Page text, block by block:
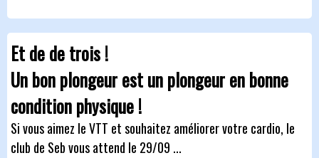
Et de de trois !
Un bon plongeur est un plongeur en bonne
condition physique !
Si vous aimez le VTT et souhaitez améliorer votre cardio, le
club de Seb vous attend le 29/09 ...